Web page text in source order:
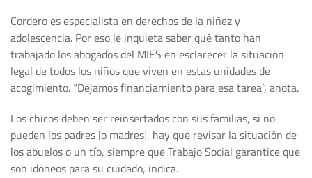
Cordero es especialista en derechos de la niñez y
adolescencia. Por eso le inquieta saber qué tanto han
trabajado los abogados del MIES en esclarecer la situación
legal de todos los niños que viven en estas unidades de
acogimiento. “Dejamos financiamiento para esa tarea”, anota.
Los chicos deben ser reinsertados con sus familias, si no
pueden los padres [o madres], hay que revisar la situación de
los abuelos o un tío, siempre que Trabajo Social garantice que
son idóneos para su cuidado, indica.